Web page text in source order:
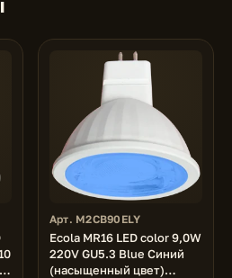
Арт. M2CB90ELY
Ecola MR16 LED color 9,0W
220V GU5.3 Blue Синий
(насыщенный цвет)